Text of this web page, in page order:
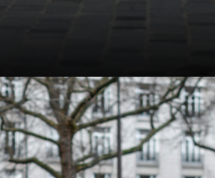
et modèles